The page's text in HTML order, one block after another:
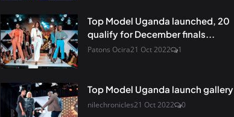
Top Model Uganda launched, 20
qualify for December finals...
Patons Ocira21 Oct 2022 1
Top Model Uganda launch gallery
nilechronicles21 Oct 2022 0